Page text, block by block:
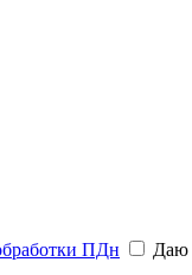
ПДн Даю